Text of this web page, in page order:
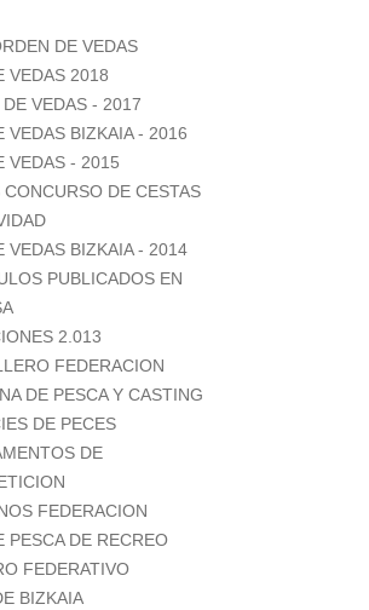
DE VEDAS
VEDAS 2018
DE VEDAS - 2017
VEDAS BIZKAIA - 2016
VEDAS - 2015
CONCURSO DE CESTAS
VEDAS BIZKAIA - 2014
PUBLICADOS EN
2.013
FEDERACION
DE PESCA Y CASTING
DE PECES
DE
FEDERACION
PESCA DE RECREO
FEDERATIVO
BIZKAIA